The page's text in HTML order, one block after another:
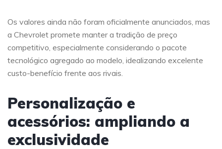
Os valores ainda não foram oficialmente anunciados, mas
a Chevrolet promete manter a tradição de preço
competitivo, especialmente considerando o pacote
tecnológico agregado ao modelo, idealizando excelente
custo-benefício frente aos rivais.
Personalização e
acessórios: ampliando a
exclusividade